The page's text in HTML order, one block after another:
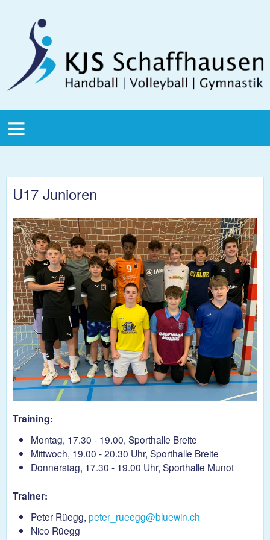
Schaffhausen
Menu
U17 Junioren
Training:
Montag, 17.30 - 19.00, Sporthalle Breite
Mittwoch, 19.00 - 20.30 Uhr, Sporthalle Breite
Donnerstag, 17.30 - 19.00 Uhr, Sporthalle Munot
Trainer:
Peter Rüegg, peter_rueegg@bluewin.ch
Nico Rüegg